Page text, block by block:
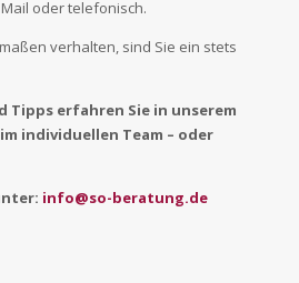
oder telefonisch.
verhalten, sind Sie ein stets
Tipps erfahren Sie in unserem
individuellen Team – oder
info@so-beratung.de